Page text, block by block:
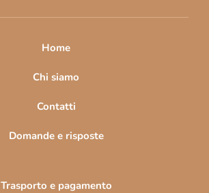
Home
Chi siamo
Contatti
Domande e risposte
Trasporto e pagamento